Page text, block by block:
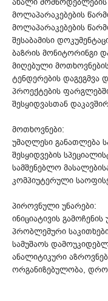
მოლაპარაკებების
მოლაპარაკებების
შესაბამისი
ბაზრის მონიტორინგი
მიღებული
ტენდერების დაგეგმვა
პროექტების
შესყიდვასთან
მოთხოვნები:
უმაღლესი განათლება
შესყიდვების
სამშენებლო
კომპიუტერული
პიროვნული უნარები:
ინიციატივის გამოჩენის
პრობლემური
სამუშაოს
ანალიტიკური
ორგანიზებულობა,